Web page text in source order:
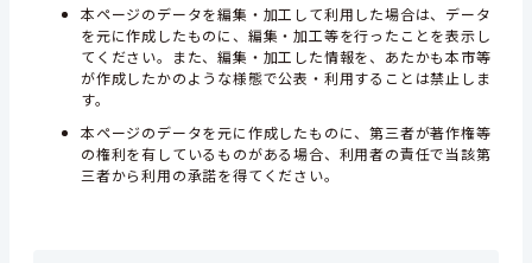
本ページのデータを編集・加工して利用した場合は、データ
を元に作成したものに、編集・加工等を行ったことを表示し
てください。また、編集・加工した情報を、あたかも本市等
が作成したかのような様態で公表・利用することは禁止しま
す。
本ページのデータを元に作成したものに、第三者が著作権等
の権利を有しているものがある場合、利用者の責任で当該第
三者から利用の承諾を得てください。